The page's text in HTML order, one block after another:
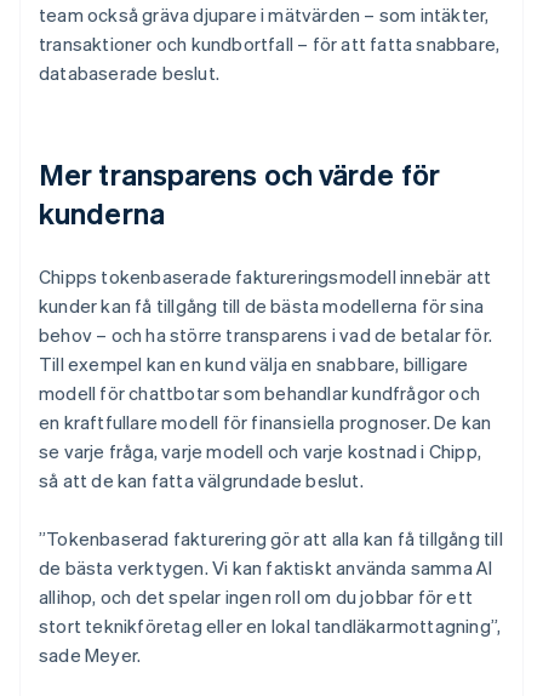
team också gräva djupare i mätvärden – som intäkter,
transaktioner och kundbortfall – för att fatta snabbare,
databaserade beslut.
Mer transparens och värde för
kunderna
Chipps tokenbaserade faktureringsmodell innebär att
kunder kan få tillgång till de bästa modellerna för sina
behov – och ha större transparens i vad de betalar för.
Till exempel kan en kund välja en snabbare, billigare
modell för chattbotar som behandlar kundfrågor och
en kraftfullare modell för finansiella prognoser. De kan
se varje fråga, varje modell och varje kostnad i Chipp,
så att de kan fatta välgrundade beslut.
”Tokenbaserad fakturering gör att alla kan få tillgång till
de bästa verktygen. Vi kan faktiskt använda samma AI
allihop, och det spelar ingen roll om du jobbar för ett
stort teknikföretag eller en lokal tandläkarmottagning”,
sade Meyer.